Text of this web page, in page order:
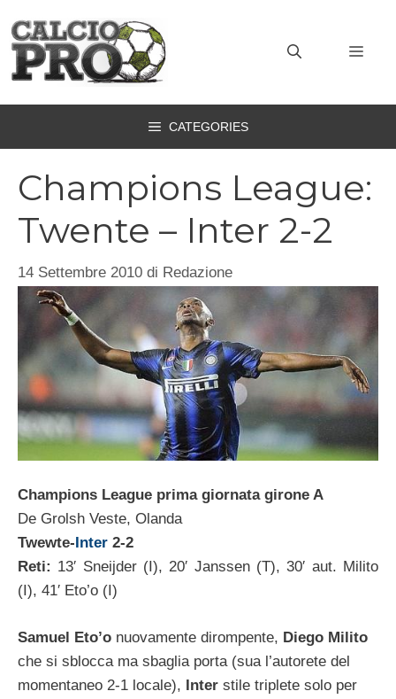
contenuto
CATEGORIES
Champions League:
Twente – Inter 2-2
14 Settembre 2010 di Redazione
Champions League prima giornata girone A
De Grolsh Veste, Olanda
Twewte- Inter 2-2
Reti: 13′ Sneijder (I), 20′ Janssen (T), 30′ aut. Milito
(I), 41′ Eto’o (I)
Samuel Eto’o nuovamente dirompente, Diego Milito
che si sblocca ma sbaglia porta (sua l’autorete del
momentaneo 2-1 locale), Inter stile triplete solo per